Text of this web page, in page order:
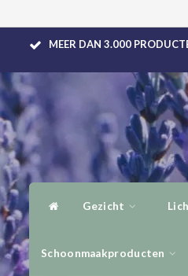
MEER DAN 3.000
Gezicht
Schoonmaakproducten